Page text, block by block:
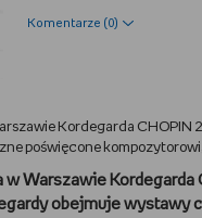
Komentarze (0)
Kordegarda
poświęcone kompozytorowi,
Warszawie
obejmuje